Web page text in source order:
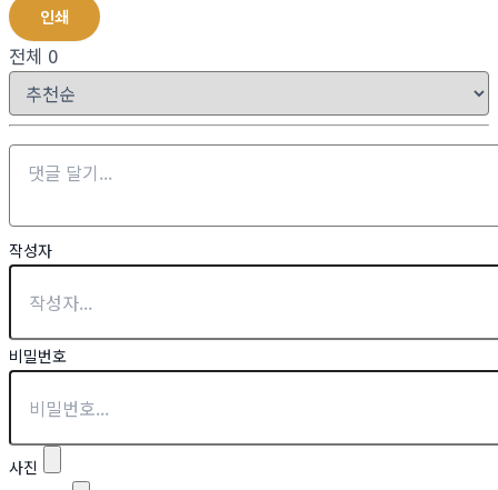
인쇄
전체 0
작성자
비밀번호
사진